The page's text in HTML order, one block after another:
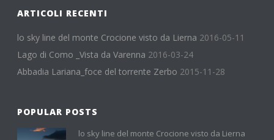
ARTICOLI RECENTI
lo sky line del monte Crocione visto da Lierna 2016-05-11
Lago di Como _Vista da Varenna 2016-03-24
Abbadia Lariana_foce del torrente Zerbo 2015-11-28
POPULAR POSTS
lo sky line del monte Crocione visto da Lierna